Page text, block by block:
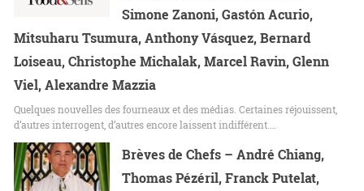
Simone Zanoni, Gastón Acurio,
Mitsuharu Tsumura, Anthony Vásquez, Bernard
Loiseau, Christophe Michalak, Marcel Ravin, Glenn
Viel, Alexandre Mazzia
Quelques nouvelles des fourneaux et des médias. Certaines réjouissent,
d’autres interrogent, d’autres encore laissent indifférent.…
Brèves de Chefs – André Chiang,
Thomas Pézéril, Franck Putelat,